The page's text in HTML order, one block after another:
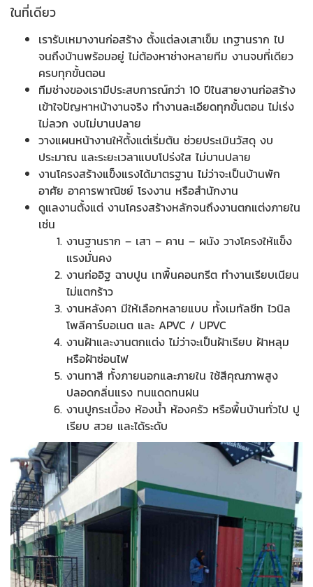
ในที่เดียว
เรารับเหมางานก่อสร้าง ตั้งแต่ลงเสาเข็ม เทฐานราก ไป
จนถึงบ้านพร้อมอยู่ ไม่ต้องหาช่างหลายทีม งานจบที่เดียว
ครบทุกขั้นตอน
ทีมช่างของเรามีประสบการณ์กว่า 10 ปีในสายงานก่อสร้าง
เข้าใจปัญหาหน้างานจริง ทำงานละเอียดทุกขั้นตอน ไม่เร่ง
ไม่ลวก งบไม่บานปลาย
วางแผนหน้างานให้ตั้งแต่เริ่มต้น ช่วยประเมินวัสดุ งบ
ประมาณ และระยะเวลาแบบโปร่งใส ไม่บานปลาย
งานโครงสร้างแข็งแรงได้มาตรฐาน ไม่ว่าจะเป็นบ้านพัก
อาศัย อาคารพาณิชย์ โรงงาน หรือสำนักงาน
ดูแลงานตั้งแต่ งานโครงสร้างหลักจนถึงงานตกแต่งภายใน
เช่น
งานฐานราก – เสา – คาน – ผนัง วางโครงให้แข็ง
แรงมั่นคง
งานก่ออิฐ ฉาบปูน เทพื้นคอนกรีต ทำงานเรียบเนียน
ไม่แตกร้าว
งานหลังคา มีให้เลือกหลายแบบ ทั้งเมทัลชีท ไวนิล
โพลีคาร์บอเนต และ APVC / UPVC
งานฝ้าและงานตกแต่ง ไม่ว่าจะเป็นฝ้าเรียบ ฝ้าหลุม
หรือฝ้าซ่อนไฟ
งานทาสี ทั้งภายนอกและภายใน ใช้สีคุณภาพสูง
ปลอดกลิ่นแรง ทนแดดทนฝน
งานปูกระเบื้อง ห้องน้ำ ห้องครัว หรือพื้นบ้านทั่วไป ปู
เรียบ สวย และได้ระดับ